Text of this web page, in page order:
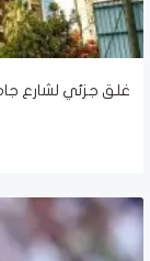
غلق جزئي لشارع جامعة